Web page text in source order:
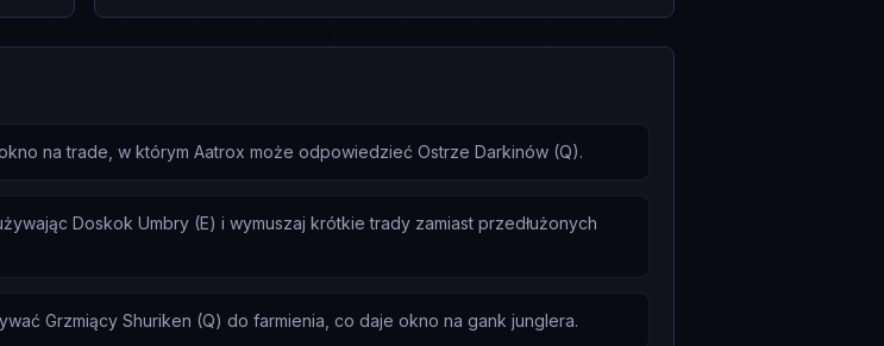
na trade, w którym Aatrox może odpowiedzieć Ostrze Darkinów (Q).
Doskok Umbry (E) i wymuszaj krótkie trady zamiast przedłużonych
Grzmiący Shuriken (Q) do farmienia, co daje okno na gank junglera.